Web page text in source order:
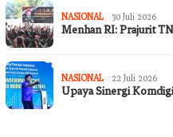
NASIONAL 30 Juli 2026
Menhan RI: Prajurit
NASIONAL 22 Juli 2026
Upaya Sinergi